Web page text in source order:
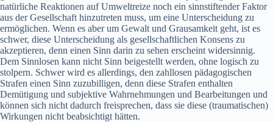
natürliche Reaktionen auf Umweltreize noch ein sinnstiftender Faktor
aus der Gesellschaft hinzutreten muss, um eine Unterscheidung zu
ermöglichen. Wenn es aber um Gewalt und Grausamkeit geht, ist es
schwer, diese Unterscheidung als gesellschaftlichen Konsens zu
akzeptieren, denn einen Sinn darin zu sehen erscheint widersinnig.
Dem Sinnlosen kann nicht Sinn beigestellt werden, ohne logisch zu
stolpern. Schwer wird es allerdings, den zahllosen pädagogischen
Strafen einen Sinn zuzubilligen, denn diese Strafen enthalten
Demütigung und subjektive Wahrnehmungen und Bearbeitungen und
können sich nicht dadurch freisprechen, dass sie diese (traumatischen)
Wirkungen nicht beabsichtigt hätten.